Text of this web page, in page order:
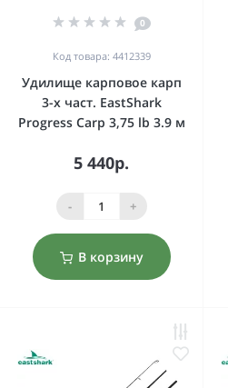
0
Код товара: 4412339
Удилище карповое карп
3-х част. EastShark
Progress Carp 3,75 lb 3.9 м
5 440р.
- +
В корзину